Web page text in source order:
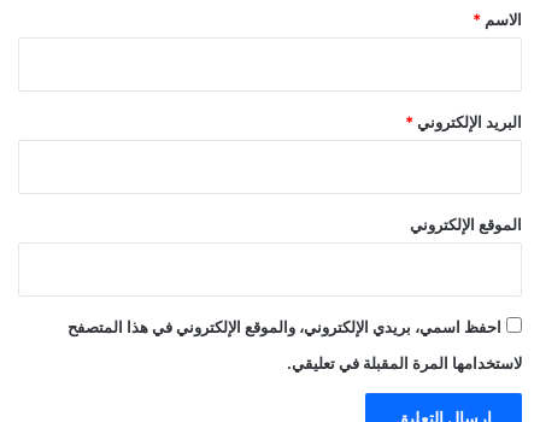
*
الاسم *
البريد الإلكتروني *
الموقع الإلكتروني
احفظ اسمي، بريدي الإلكتروني، والموقع الإلكتروني في هذا المتصفح
لاستخدامها المرة المقبلة في تعليقي.